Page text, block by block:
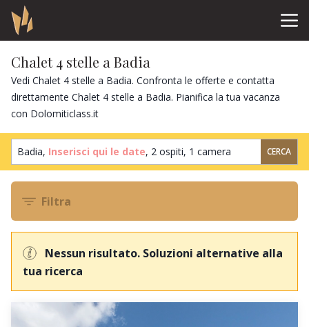
Chalet 4 stelle a Badia
Vedi Chalet 4 stelle a Badia. Confronta le offerte e contatta
direttamente Chalet 4 stelle a Badia. Pianifica la tua vacanza
con Dolomiticlass.it
Badia, Inserisci qui le date, 2 ospiti, 1 camera CERCA
Filtra
Nessun risultato. Soluzioni alternative alla
tua ricerca